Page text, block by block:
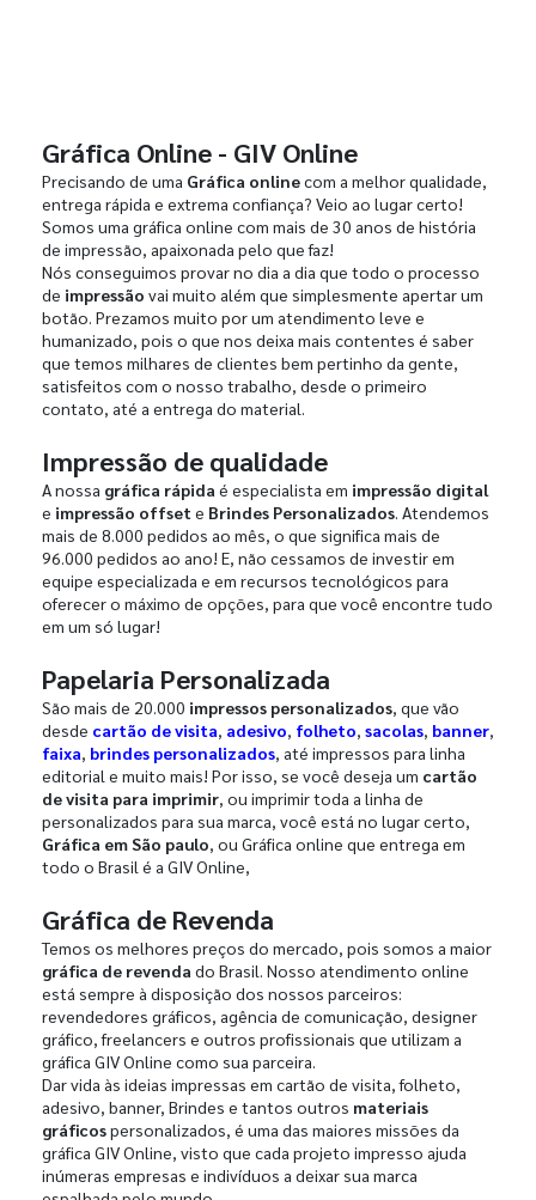
Gráfica Online - GIV Online
Precisando de uma Gráfica onlinecom a melhor qualidade,
entrega rápida e extrema confiança? Veio ao lugar certo!
Somos uma gráfica online com mais de 30 anos de história
de impressão, apaixonada pelo que faz!
Nós conseguimos provar no dia a dia que todo o processo
de impressão vai muito além que simplesmente apertar um
botão. Prezamos muito por um atendimento leve e
humanizado, pois o que nos deixa mais contentes é saber
que temos milhares de clientes bem pertinho da gente,
satisfeitos com o nosso trabalho, desde o primeiro
contato, até a entrega do material.
Impressão de qualidade
A nossa gráfica rápida é especialista em impressão digital
e impressão offset e Brindes Personalizados. Atendemos
mais de 8.000 pedidos ao mês, o que significa mais de
96.000 pedidos ao ano! E, não cessamos de investir em
equipe especializada e em recursos tecnológicos para
oferecer o máximo de opções, para que você encontre tudo
em um só lugar!
Papelaria Personalizada
São mais de 20.000 impressos personalizados, que vão
desde cartão de visita, adesivo, folheto, sacolas, banner,
faixa, brindes personalizados, até impressos para linha
editorial e muito mais! Por isso, se você deseja um cartão
de visita para imprimir, ou imprimir toda a linha de
personalizados para sua marca, você está no lugar certo,
Gráfica em São paulo, ou Gráfica online que entrega em
todo o Brasil é a GIV Online,
Gráfica de Revenda
Temos os melhores preços do mercado, pois somos a maior
gráfica de revenda do Brasil. Nosso atendimento online
está sempre à disposição dos nossos parceiros:
revendedores gráficos, agência de comunicação, designer
gráfico, freelancers e outros profissionais que utilizam a
gráfica GIV Online como sua parceira.
Dar vida às ideias impressas em cartão de visita, folheto,
adesivo, banner, Brindes e tantos outros materiais
gráficospersonalizados, é uma das maiores missões da
gráfica GIV Online, visto que cada projeto impresso ajuda
inúmeras empresas e indivíduos a deixar sua marca